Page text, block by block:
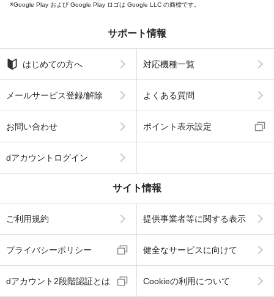
Google Play および Google Play ロゴは Google LLC の商標です。
サポート情報
はじめての方へ 対応機種一覧
メールサービス登録/解除 よくある質問
お問い合わせ ポイント表示設定
dアカウントログイン
サイト情報
ご利用規約 提供事業者等に関する表示
プライバシーポリシー 健全なサービスに向けて
dアカウント2段階認証とは Cookieの利用について